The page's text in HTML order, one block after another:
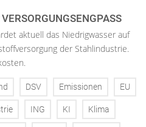
aktuell das Niedrigwasser auf
der Stahlindustrie.
DSV Emissionen EU
ING KI Klima